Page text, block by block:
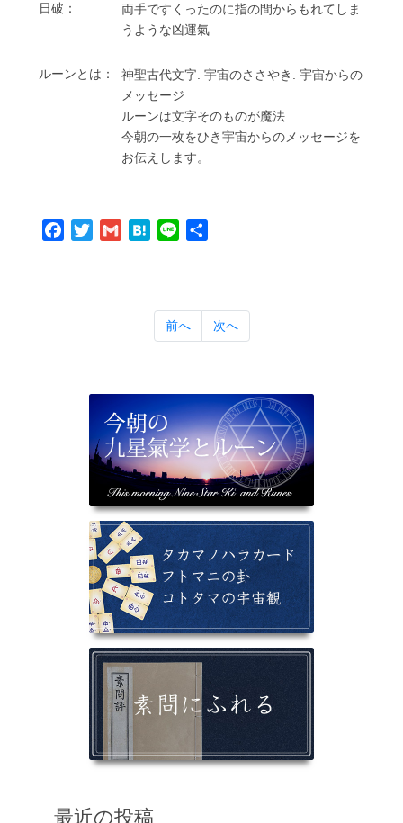
⽇破：
両⼿ですくったのに指の間からもれてしま
うような凶運氣
ルーンとは：
神聖古代⽂字. 宇宙のささやき. 宇宙からの
メッセージ
ルーンは⽂字そのものが魔法
今朝の⼀枚をひき宇宙からのメッセージを
お伝えします。
Facebook
TwitterGmail Hatena
Line
前へ 次へ
最近の投稿